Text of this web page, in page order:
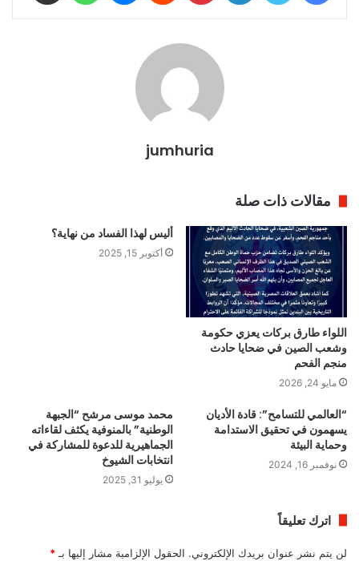
jumhuria
مقالات ذات صلة
اللواء طارق بركات يعزي حكومة
وشعب الصين في ضحايا حادث
منجم الفحم
مايو 24, 2026
أليس لهذا الفساد من نهاية؟
أكتوبر 15, 2025
“العالمي للتسامح”: قادة الأديان
يسهمون في تحقيق الاستدامة
وحماية البيئة
نوفمبر 16, 2024
محمد موسى مرشح “الجبهة
الوطنية” بالمنوفية يكثف لقاءاته
الجماهيرية للدعوة للمشاركة في
انتخابات الشيوخ
يوليو 31, 2025
اترك تعليقاً
لن يتم نشر عنوان بريدك الإلكتروني. الحقول الإلزامية مشار إليها بـ *